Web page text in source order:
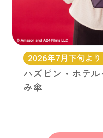
2026年7月下旬よ
ハズビン・ホテ
み傘